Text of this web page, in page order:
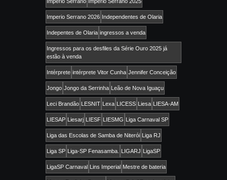
Imperio Serrano 2026 Independentes de Olaria
Indepentes de Olaria ingressos a venda
Ingressos para os desfiles da Série Ouro 2025 já
estão à venda
Intérprete intérprete Vitor Cunha Jennifer Conceição
Jongo Jongo da Serrinha Leão de Nova Iguaçu
Leci Brandão LESNIT Lexa LICESS Liesa LIESA-AM
LIESAP Liesarj LIESF LIESMG Liga Carnaval SP
Liga das Escolas de Samba de Niterói Liga RJ
Liga SP Liga-SP Fenasamba. LIGARJ LigaSP
LigaSP Carnaval Lins Imperial Mestre de bateria